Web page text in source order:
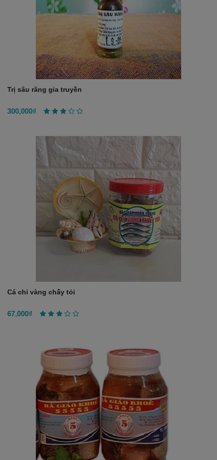
Trị sâu răng gia truyền
300,000₫
Cá chỉ vàng chấy tỏi
67,000₫